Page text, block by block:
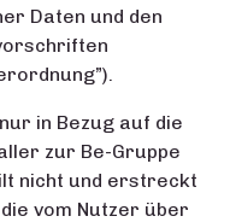
Daten und den
in Bezug auf die
zur Be-Gruppe
nicht und erstreckt
vom Nutzer über